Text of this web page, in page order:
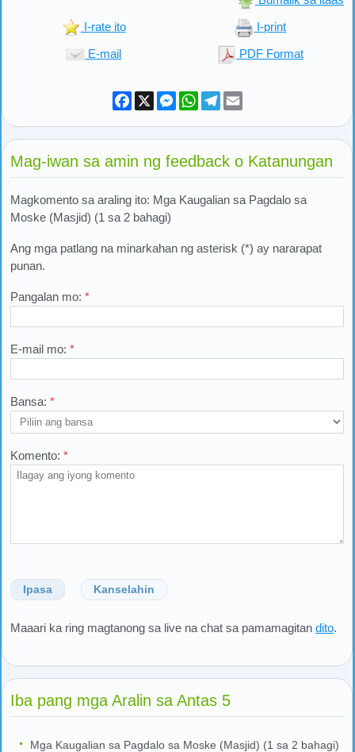
I-rate ito I-print
E-mail PDF Format
Facebook
X Messenger
WhatsApp
Telegram
Mag-iwan sa amin ng feedback o Katanungan
Magkomento sa araling ito: Mga Kaugalian sa Pagdalo sa
Moske (Masjid) (1 sa 2 bahagi)
Ang mga patlang na minarkahan ng asterisk (*) ay nararapat
punan.
Pangalan mo: *
E-mail mo: *
Bansa: *
Komento: *
Ipasa Kanselahin
Maaari ka ring magtanong sa live na chat sa pamamagitan dito.
Iba pang mga Aralin sa Antas 5
Mga Kaugalian sa Pagdalo sa Moske (Masjid) (1 sa 2 bahagi)